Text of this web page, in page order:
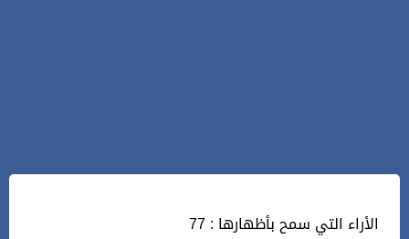
77 : الأراء التي سمح بأظهارها